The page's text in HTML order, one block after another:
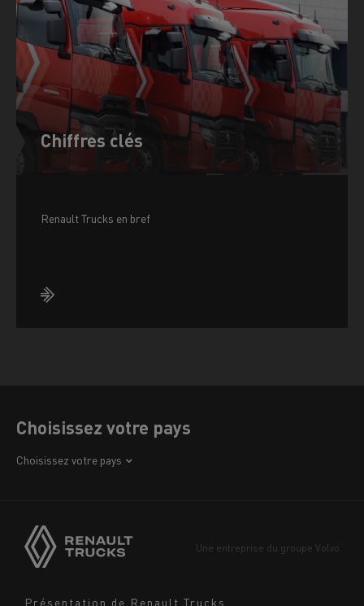
Chiffres clés
Renault Trucks en bref
Choisissez votre pays
Choisissez votre pays
Europe
Navigation
Présentation de Renault Trucks
Une entreprise du groupe Volvo